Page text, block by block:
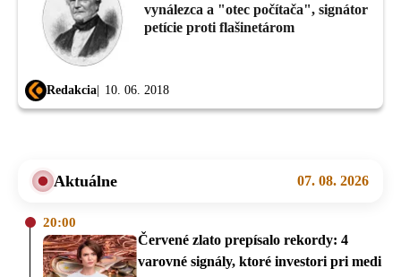
vynálezca a "otec počítača", signátor
petície proti flašinetárom
Redakcia 10. 06. 2018
Aktuálne 07. 08. 2026
20:00
Červené zlato prepísalo rekordy: 4
varovné signály, ktoré investori pri medi